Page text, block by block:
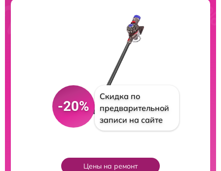
-20%
Скидка по
предварительной
записи на сайте
Цены на ремонт